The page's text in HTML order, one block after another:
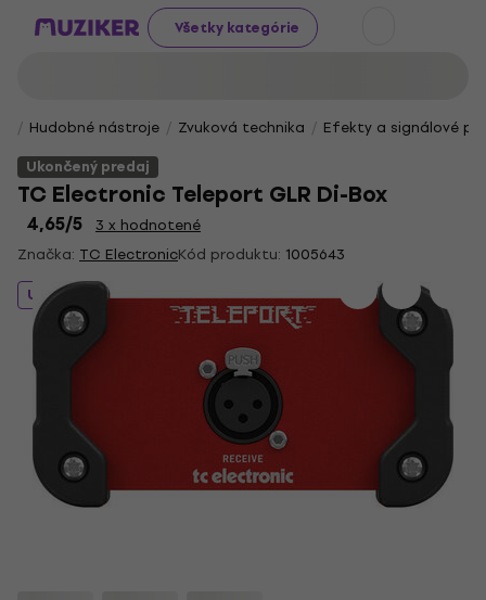
Všetky kategórie
Hudobné nástroje Zvuková technika
Efekty a signálové
Ukončený predaj
TC Electronic Teleport GLR Di-Box
4,65/5
3 x hodnotené
Značka: TC ElectronicKód produktu: 1005643
Ukončený predaj